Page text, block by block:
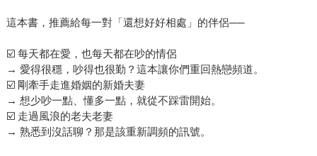
這本書，推薦給每一對「還想好好相處」的伴侶──
☑️ 每天都在愛，也每天都在吵的情侶
→ 愛得很穩，吵得也很勤？這本讓你們重回熱戀頻道。
☑️ 剛牽手走進婚姻的新婚夫妻
→ 想少吵一點、懂多一點，就從不踩雷開始。
☑️ 走過風浪的老夫老妻
→ 熟悉到沒話聊？那是該重新調頻的訊號。